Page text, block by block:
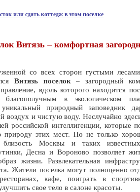
или сдать коттедж в этом поселке
Витязь – комфортная
со всех сторон густыми
Витязь поселок – загородный
вдоль которого находится
благополучным в экологическом
природный заповедник
воздух и чистую воду. Неслучайно
российской интеллигенции, которые
природу этих мест. Но не только
Москвы и таких
Десна и Вороново позволяет
жизни. Развлекательная
Жители поселка могут полноценно
кафе, поиграть в
свое тело в салоне красоты.